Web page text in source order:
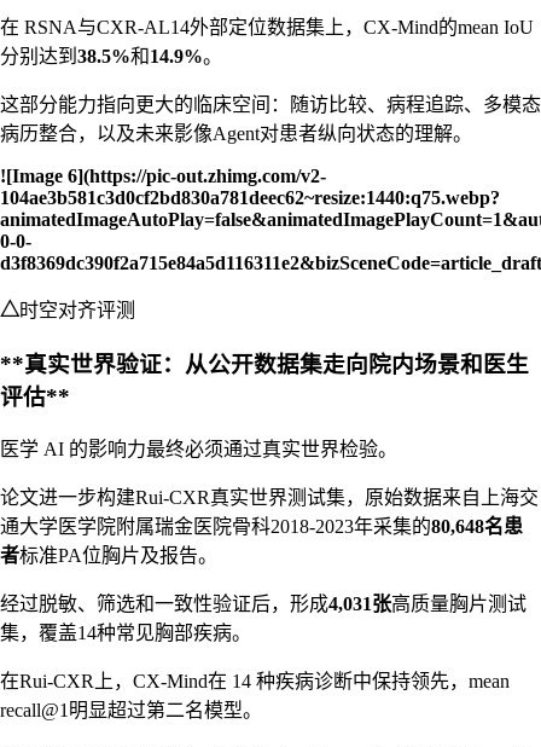
在 RSNA与CXR-AL14外部定位数据集上，CX-Mind的mean IoU
分别达到 38.5%和14.9%。
这部分能力指向更大的临床空间：随访比较、病程追踪、多模态
病历整合，以及未来影像Agent对患者纵向状态的理解。
![Image 6](https://pic-out.zhimg.com/v2-
104ae3b581c3d0cf2bd830a781deec62~resize:1440:q75.webp?
0-0-
△时空对齐评测
**真实世界验证：从公开数据集走向院内场景和医生
评估**
医学 AI 的影响力最终必须通过真实世界检验。
论文进一步构建Rui-CXR真实世界测试集，原始数据来自上海交
通大学医学院附属瑞金医院骨科2018-2023年采集的80,648名患
者标准PA位胸片及报告。
经过脱敏、筛选和一致性验证后，形成4,031张高质量胸片测试
集，覆盖14种常见胸部疾病。
在Rui-CXR上，CX-Mind在 14 种疾病诊断中保持领先，mean
recall@1明显超过第二名模型。